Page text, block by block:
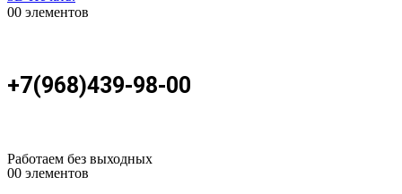
00 элементов
+7(968)439-98-00
Работаем без выходных
00 элементов